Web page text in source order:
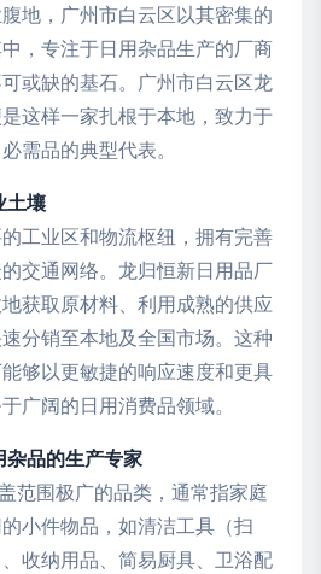
地，广州市白云区以其密集的
，专注于日用杂品生产的厂商
或缺的基石。广州市白云区龙
这样一家扎根于本地，致力于
需品的典型代表。
土壤
工业区和物流枢纽，拥有完善
交通网络。龙归恒新日用品厂
获取原材料、利用成熟的供应
分销至本地及全国市场。这种
够以更敏捷的响应速度和更具
广阔的日用消费品领域。
杂品的生产专家
范围极广的品类，通常指家庭
小件物品，如清洁工具（扫
收纳用品、简易厨具、卫浴配